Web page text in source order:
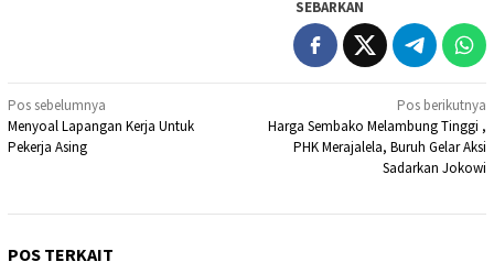
SEBARKAN
Navigasi
pos
Pos sebelumnya
Menyoal Lapangan Kerja Untuk
Pekerja Asing
Pos berikutnya
Harga Sembako Melambung Tinggi ,
PHK Merajalela, Buruh Gelar Aksi
Sadarkan Jokowi
POS TERKAIT